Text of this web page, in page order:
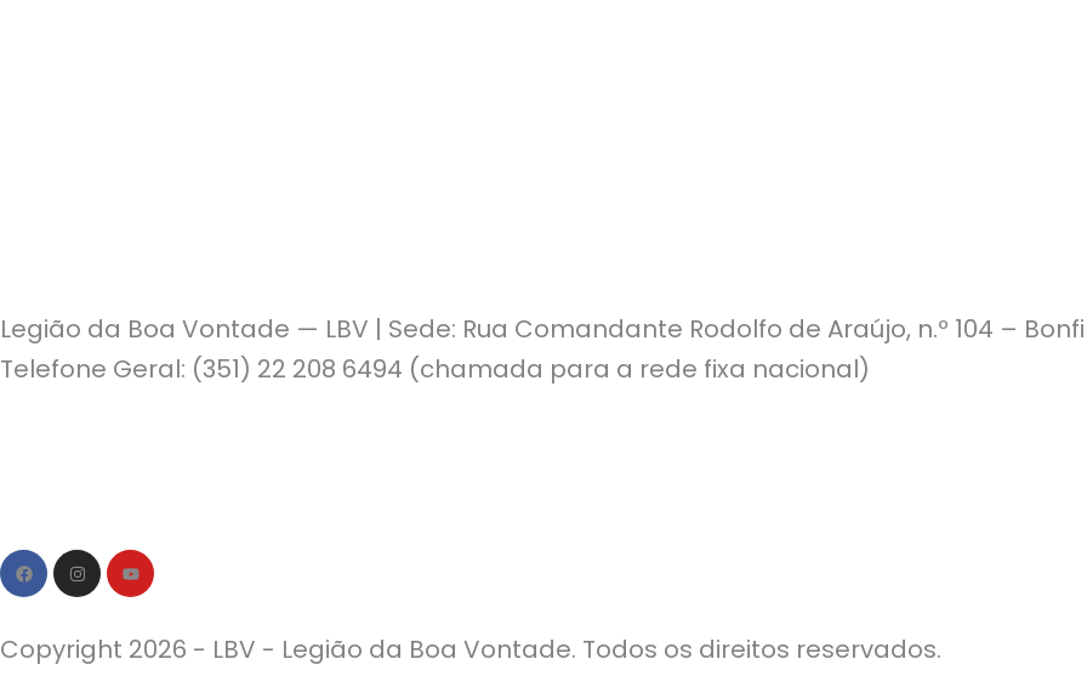
Legião da Boa Vontade — LBV | Sede: Rua Comandante Rodolfo de Araújo, n.º 104 –
Telefone Geral: (351) 22 208 6494 (chamada para a rede fixa nacional)
F
a
c
o
I
n
s
a
g
Y
o
u
u
b
Copyright 2026 - LBV - Legião da Boa Vontade. Todos os direitos reservados.